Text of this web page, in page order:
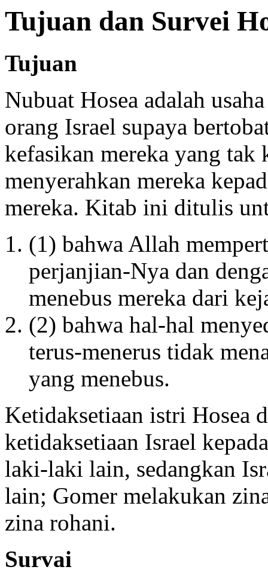
Tujuan dan Survei
Tujuan
Nubuat Hosea adalah
orang Israel supaya
kefasikan mereka yang
menyerahkan mereka
mereka. Kitab ini ditulis
(1) bahwa Allah
perjanjian-Nya dan
menebus mereka dari
(2) bahwa hal-hal
terus-menerus tidak
yang menebus.
Ketidaksetiaan istri Hosea
ketidaksetiaan Israel
laki-laki lain, sedangkan
lain; Gomer melakukan
zina rohani.
Survai